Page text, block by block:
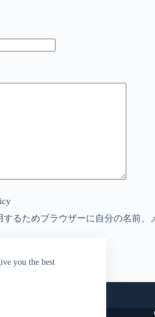
you the best
るためブラウザーに自分の名前、